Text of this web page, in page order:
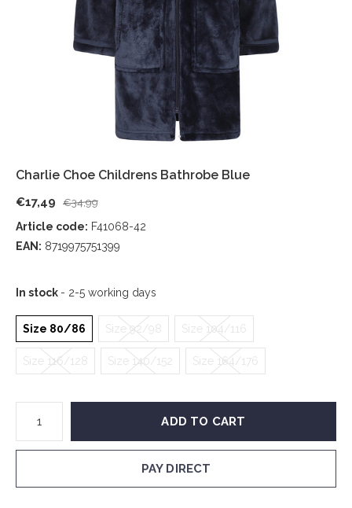
Charlie Choe Childrens Bathrobe Blue
€17,49 €34,99
Article code: F41068-42
EAN: 8719975751399
In stock - 2-5 working days
Size 80/86 Size 92/98 Size 104/116
Size 116/128 Size 140/152 Size 164/176
ADD TO CART
PAY DIRECT